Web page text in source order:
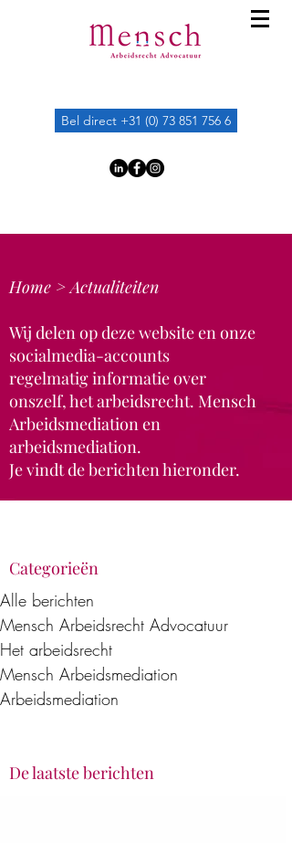
Bel direct +31 (0) 73 851 756 6
Home >Actualiteiten
Wij delen op deze website en onze
socialmedia-accounts
regelmatiginformatie over
onszelf, het arbeidsrecht. Mensch
Arbeidsmediation en
arbeidsmediation.
Je vindt de berichten hieronder.
Categorieën
Alle berichten
Mensch Arbeidsrecht Advocatuur
Het arbeidsrecht
Mensch Arbeidsmediation
Arbeidsmediation
De laatste berichten